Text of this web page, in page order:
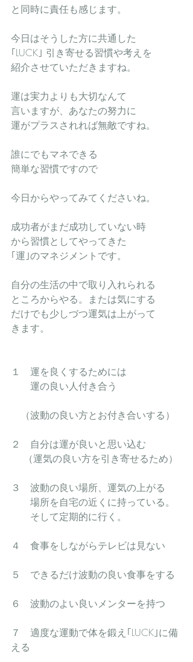
と同時に責任も感じます。
今日はそうした方に共通した
｢LUCK｣ 引き寄せる習慣や考えを
紹介させていただきますね。
運は実力よりも大切なんて
言いますが、あなたの努力に
運がプラスされれば無敵ですね。
誰にでもマネできる
簡単な習慣ですので
今日からやってみてくださいね。
成功者がまだ成功していない時
から習慣としてやってきた
｢運｣のマネジメントです。
自分の生活の中で取り入れられる
ところからやる。または気にする
だけでも少しづつ運気は上がって
きます。
１　運を良くするためには
運の良い人付き合う
（波動の良い方とお付き合いする）
２　自分は運が良いと思い込む
（運気の良い方を引き寄せるため）
３　波動の良い場所、運気の上がる
場所を自宅の近くに持っている。
そして定期的に行く。
４　食事をしながらテレビは見ない
５　できるだけ波動の良い食事をする
６　波動のよい良いメンターを持つ
７　適度な運動で体を鍛え｢LUCK｣に備
える